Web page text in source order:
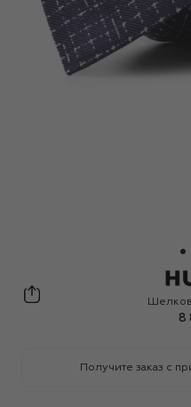
HUGO
8
Получите заказ с